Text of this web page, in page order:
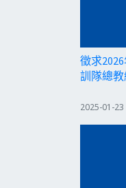
徵求
訓隊總
2025-01-23